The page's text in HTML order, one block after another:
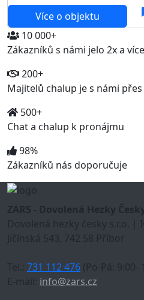
Více o objektu
10 000+
Zákazníků s námi jelo 2x a více
200+
Majitelů chalup je s námi
500+
Chat a chalup k pronájmu
98%
Zákazníků nás doporučuje
ZARS - Dovolená Hezky
Dovolená hezky česky s.r.o. |
Jičínská 543, 742 58 Příbor
Tel.: 731 112 476 (Po-Pá: 9:00-
E-mail: info@zars.cz